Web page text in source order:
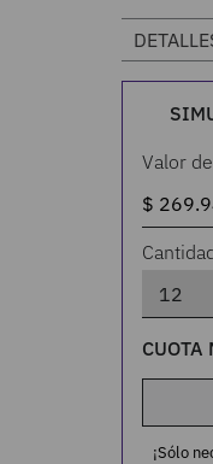
Valor
CUOTA
¡Sólo